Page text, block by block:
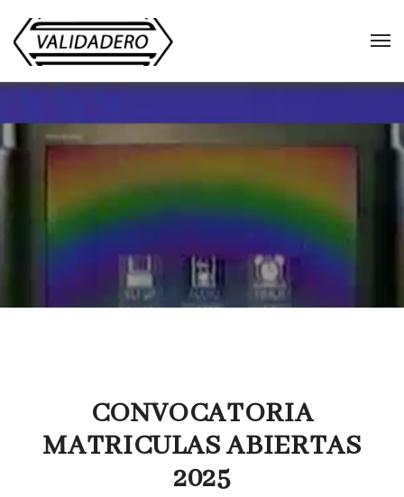
CONVOCATORIA
MATRICULAS ABIERTAS
2025